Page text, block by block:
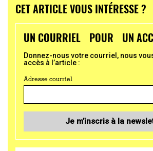
CET ARTICLE VOUS INTÉRESSE ?
UN COURRIEL POUR UN
Donnez-nous votre courriel, nous
accès à l’article :
Adresse courriel
Je m’inscris à la